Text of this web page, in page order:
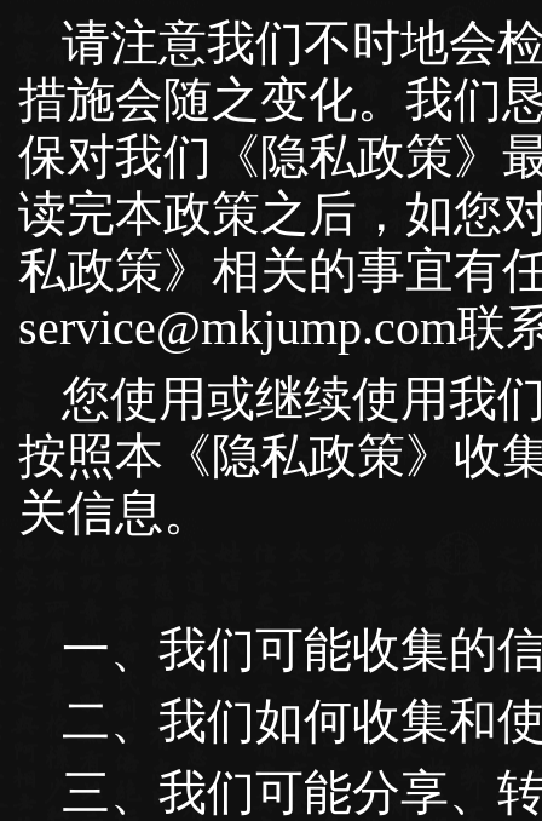
请注意我们不时地会
措施会随之变化。我们
保对我们《隐私政策》
读完本政策之后，如您
私政策》相关的事宜有
service@mkjump.com联
您使用或继续使用我
按照本《隐私政策》收
关信息。
一、我们可能收集的
二、我们如何收集和
三、我们可能分享、